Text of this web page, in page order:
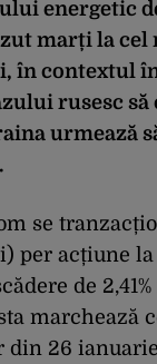
energetic
marți la
în contextul
rusesc
urmează
se
per acțiune la
de
marchează
26